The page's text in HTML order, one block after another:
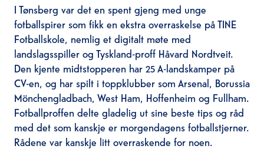
I Tønsberg var det en spent gjeng med unge
fotballspirer som fikk en ekstra overraskelse på TINE
Fotballskole, nemlig et digitalt møte med
landslagsspiller og Tyskland-proff Håvard Nordtveit.
Den kjente midtstopperen har 25 A-landskamper på
CV-en, og har spilt i toppklubber som Arsenal, Borussia
Mönchengladbach, West Ham, Hoffenheim og Fullham.
Fotballproffen delte gladelig ut sine beste tips og råd
med det som kanskje er morgendagens fotballstjerner.
Rådene var kanskje litt overraskende for noen.